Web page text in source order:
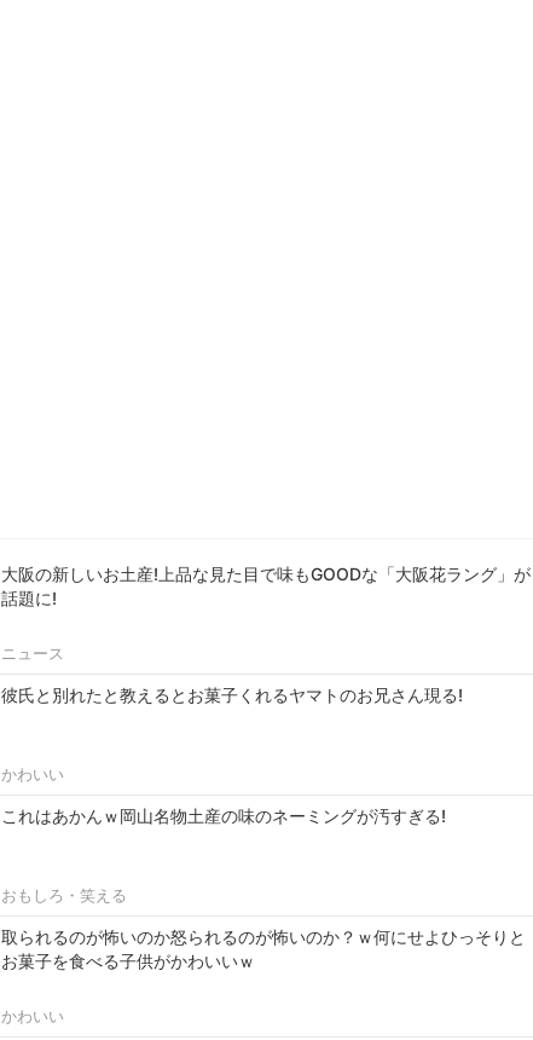
大阪の新しいお土産!上品な見た目で味もGOODな「大阪花ラング」が
話題に!
ニュース
彼氏と別れたと教えるとお菓子くれるヤマトのお兄さん現る!
かわいい
これはあかんｗ岡山名物土産の味のネーミングが汚すぎる!
おもしろ・笑える
取られるのが怖いのか怒られるのが怖いのか？ｗ何にせよひっそりと
お菓子を食べる子供がかわいいｗ
かわいい